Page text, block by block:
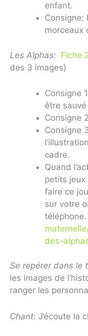
enfant.
Consigne:
morceaux
Les Alphas: Fiche
des 3 images)
Consigne
être
Consigne
Consigne
cadre.
Quand
petits
faire ce
sur votre
téléphone.
des-
Se repérer dans le
les images de
ranger les
Chant: J’écoute la